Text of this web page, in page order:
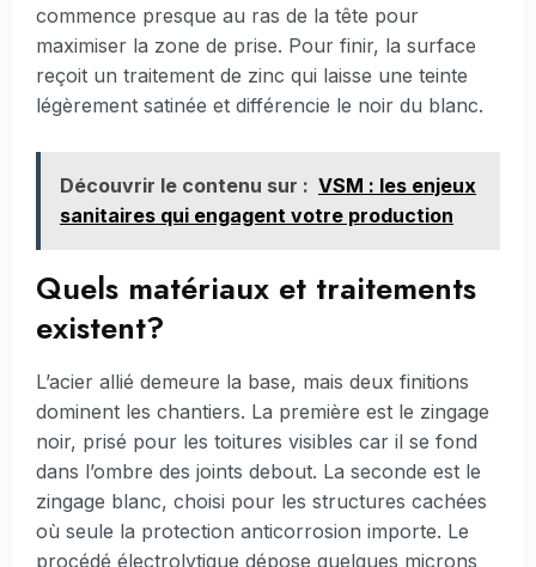
commence presque au ras de la tête pour
maximiser la zone de prise. Pour finir, la surface
reçoit un traitement de zinc qui laisse une teinte
légèrement satinée et différencie le noir du blanc.
Découvrir le contenu sur : VSM : les enjeux
sanitaires qui engagent votre production
Quels matériaux et traitements
existent?
L’acier allié demeure la base, mais deux finitions
dominent les chantiers. La première est le zingage
noir, prisé pour les toitures visibles car il se fond
dans l’ombre des joints debout. La seconde est le
zingage blanc, choisi pour les structures cachées
où seule la protection anticorrosion importe. Le
procédé électrolytique dépose quelques microns